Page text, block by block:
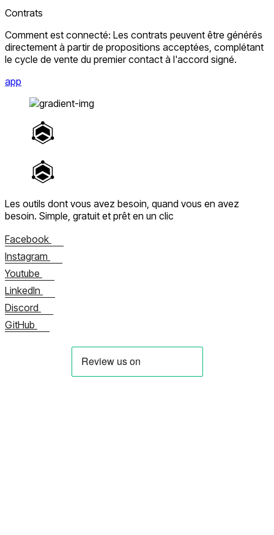
Contrats
Comment est connecté: Les contrats peuvent être générés
directement à partir de propositions acceptées, complétant
le cycle de vente du premier contact à l'accord signé.
app
Les outils dont vous avez besoin, quand vous en avez
besoin. Simple, gratuit et prêt en un clic
Facebook
Instagram
Youtube
LinkedIn
Discord
GitHub